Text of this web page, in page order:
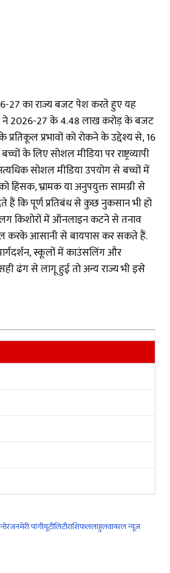
27 का राज्य बजट पेश करते हुए यह
ने 2026-27 के ₹4.48 लाख करोड़ के बजट
प्रभावों को रोकने के उद्देश्य से, 16
के लिए सोशल मीडिया पर राष्ट्रव्यापी
सोशल मीडिया उपयोग से बच्चों में
हिंसक, भ्रामक या अनुपयुक्त सामग्री से
हैं कि पूर्ण प्रतिबंध से कुछ नुकसान भी हो
किशोरों में ऑनलाइन कटने से तनाव
करके आसानी से बायपास कर सकते हैं.
स्कूलों में काउंसलिंग और
ढंग से लागू हुई तो अन्य राज्य भी इसे
मेरी पांगीयूटीलिटीराशिफललाहुलवायरल न्यूज़